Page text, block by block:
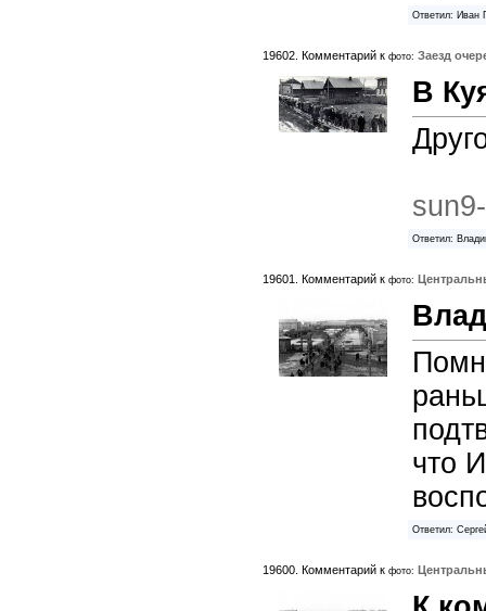
Ответил: Иван
19602. Комментарий к фото: Заезд
В
Ответил:
19601. Комментарий к фото:
что
Ответил:
19600. Комментарий к фото: